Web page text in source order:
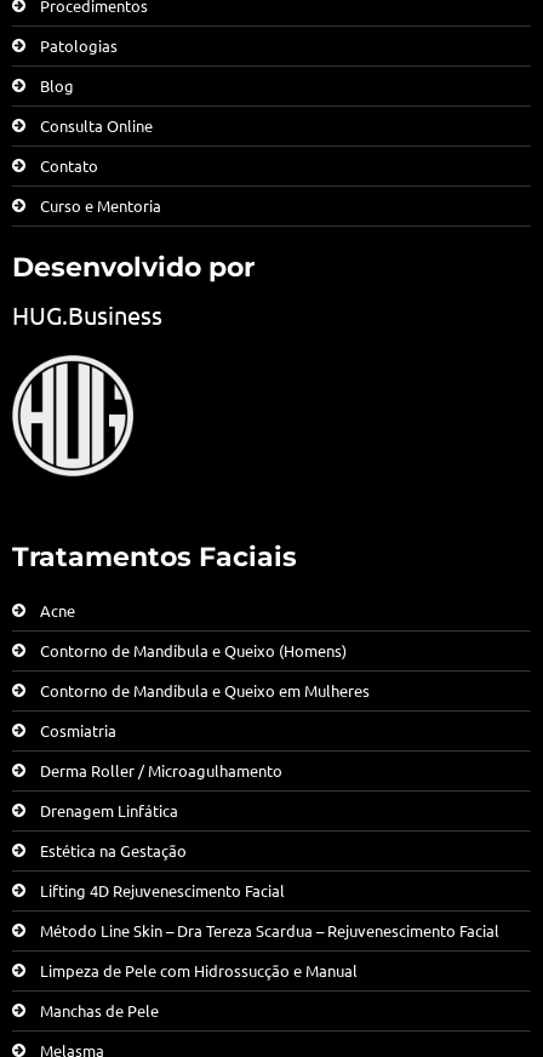
Procedimentos
Patologias
Blog
Consulta Online
Contato
Curso e Mentoria
Desenvolvido por
HUG.Business
Tratamentos Faciais
Acne
Contorno de Mandíbula e Queixo (Homens)
Contorno de Mandíbula e Queixo em Mulheres
Cosmiatria
Derma Roller / Microagulhamento
Drenagem Linfática
Estética na Gestação
Lifting 4D Rejuvenescimento Facial
Método Line Skin – Dra Tereza Scardua – Rejuvenescimento Facial
Limpeza de Pele com Hidrossucção e Manual
Manchas de Pele
Melasma